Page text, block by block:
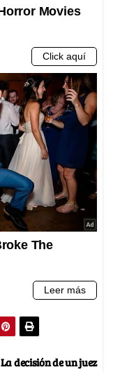
La decisión de un juez